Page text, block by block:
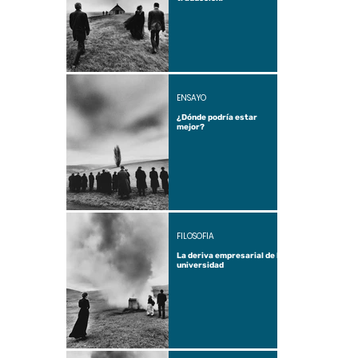
¿Dónde podría estar
mejor?
ENSAYO
La deriva empresarial de la
universidad
FILOSOFÍA